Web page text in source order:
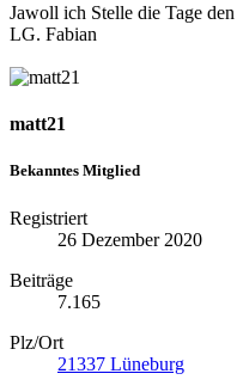
Jawoll ich Stelle die Tage
LG. Fabian
matt21
Bekanntes Mitglied
Registriert
26 Dezember 2020
Beiträge
7.165
Plz/Ort
21337 Lüneburg